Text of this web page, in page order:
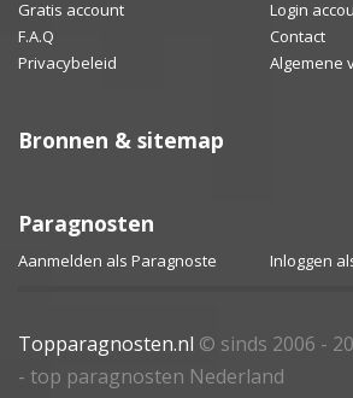
Gratis account
Login
F.A.Q
Contact
Privacybeleid
Algemene
Bronnen & sitemap
Paragnosten
Aanmelden als Paragnoste Inloggen
Topparagnosten.nl © sinds 2006 -
- top paragnosten Nederland